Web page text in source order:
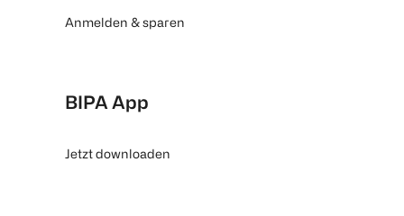
Anmelden & sparen
BIPA App
Jetzt downloaden